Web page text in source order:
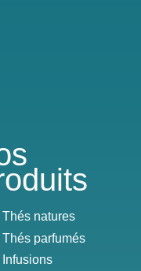
Thés natures
Thés parfumés
Infusions